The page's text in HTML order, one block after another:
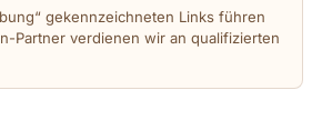
gekennzeichneten Links führen
Partner verdienen wir an qualifizierten